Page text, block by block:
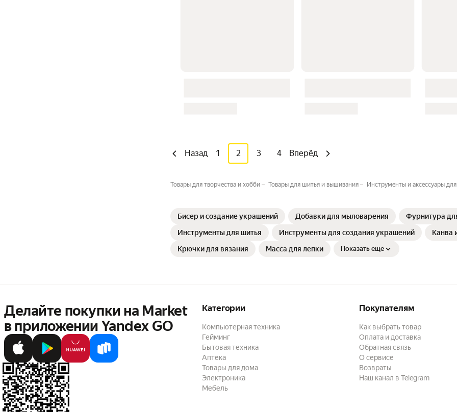
Назад 1 2 3 4 Вперёд
Товары для творчества и хобби Товары для шитья и вышивания Инструменты и аксессуары
Бисер и создание украшений Добавки для мыловарения Фурнитура
Инструменты для шитья
Инструменты для создания украшений Канва
Крючки для вязания
Масса для лепки Показать еще
Делайте покупки на Market
в приложении Yandex GO
Категории
Компьютерная техника
Гейминг
Бытовая техника
Аптека
Товары для дома
Электроника
Мебель
Покупателям
Как выбрать товар
Оплата и доставка
Обратная связь
О сервисе
Возвраты
Наш канал в Telegram